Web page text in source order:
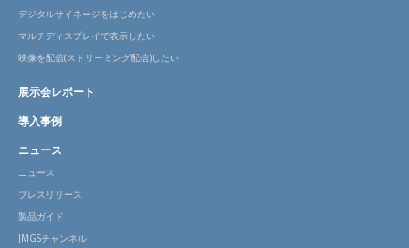
デジタルサイネージをはじめたい
マルチディスプレイで表示したい
映像を配信(ストリーミング配信)したい
展示会レポート
導入事例
ニュース
ニュース
プレスリリース
製品ガイド
JMGSチャンネル